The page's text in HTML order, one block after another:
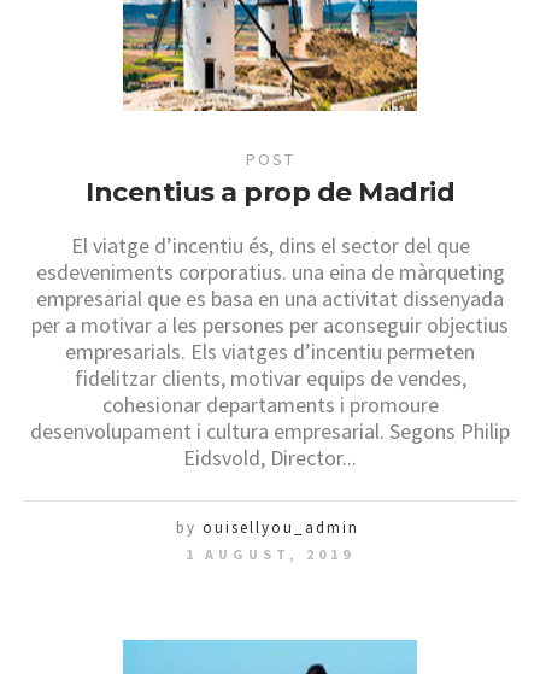
POST
Incentius a prop de Madrid
El viatge d’incentiu és, dins el sector del que
esdeveniments corporatius. una eina de màrqueting
empresarial que es basa en una activitat dissenyada
per a motivar a les persones per aconseguir objectius
empresarials. Els viatges d’incentiu permeten
fidelitzar clients, motivar equips de vendes,
cohesionar departaments i promoure
desenvolupament i cultura empresarial. Segons Philip
Eidsvold, Director...
by ouisellyou_admin
1 AUGUST, 2019